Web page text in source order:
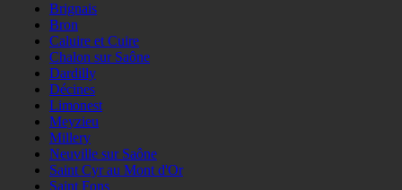
Brignais
Bron
Caluire et Cuire
Chalon sur Saône
Dardilly
Décines
Limonest
Meyzieu
Millery
Neuville sur Saône
Saint Cyr au Mont d'Or
Saint Fons